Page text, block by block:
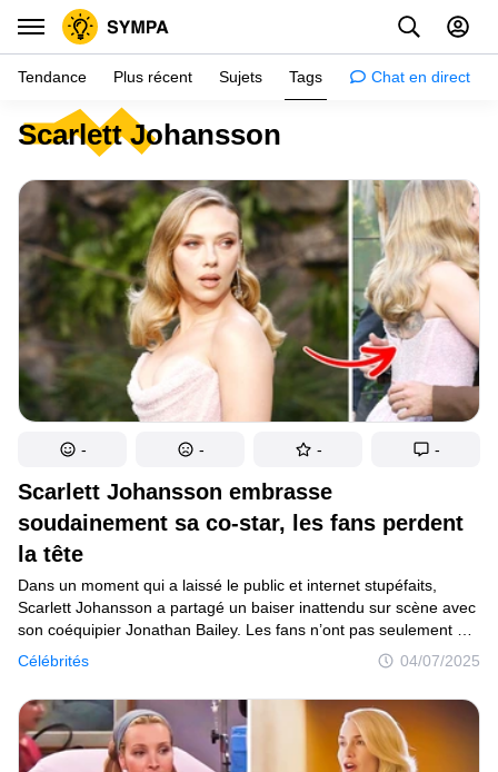
Scarlett Johansson
Scarlett Johansson embrasse
soudainement sa co-star, les fans perdent
la tête
Célébrités 04/07/2025
Dans un moment qui a laissé le public et internet stupéfaits,
Scarlett Johansson a partagé un baiser inattendu sur scène avec
son coéquipier Jonathan Bailey. Les fans n’ont pas seulement été
surpris par le baiser, ils ont été carrément déconcertés.
En l’espace de quelques heures, les réseaux sociaux ont été
inondés de réactions, de questions et de commentaires.
- - - -
Tendance Plus récent Sujets Tags Chat en direct
Inspiration
Psychologie
Conseils
Filles
Couple
Histoires
Éducation
Tests
Maison
Cuisine